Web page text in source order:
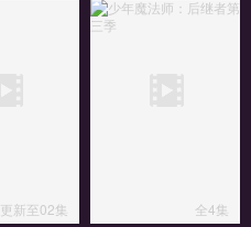
更新至02集
全4集